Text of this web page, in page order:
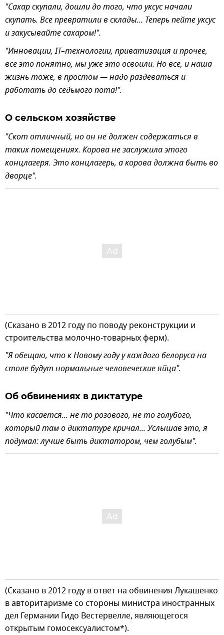
"Сахар скупали, дошли до того, что уксус начали
скупать. Все превратили в склады… Теперь пейте уксус
и закусывайте сахаром!".
"Инновации, IT–технологии, приватизация и прочее,
все это понятно, мы уже это освоили. Но все, и наша
жизнь тоже, в простом — надо раздеваться и
работать до седьмого пота!".
О сельском хозяйстве
"Скот отличный, но он не должен содержаться в
таких помещениях. Корова не заслужила этого
концлагеря. Это концлагерь, а корова должна быть во
дворце".
(Сказано в 2012 году по поводу реконструкции и
строительства молочно-товарных ферм).
"Я обещаю, что к Новому году у каждого белоруса на
столе будут нормальные человеческие яйца".
Об обвинениях в диктатуре
"Что касается... не то розового, не то голубого,
который там о диктатуре кричал... Услышав это, я
подумал: лучше быть диктатором, чем голубым".
(Сказано в 2012 году в ответ на обвинения Лукашенко
в авторитаризме со стороны министра иностранных
дел Германии Гидо Вестервелле, являющегося
открытым гомосексуалистом*).